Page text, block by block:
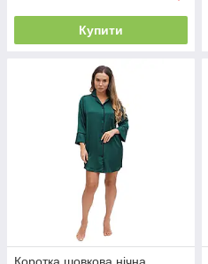
Купити